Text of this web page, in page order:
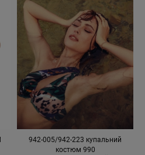
942-005/942-223 купальний
костюм 990